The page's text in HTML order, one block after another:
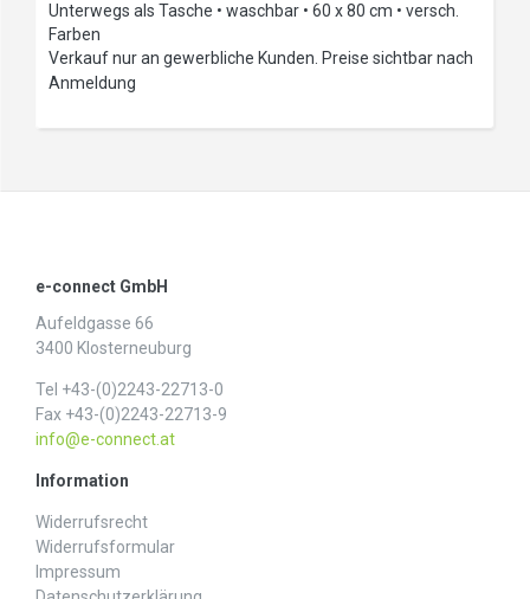
Unterwegs als Tasche • waschbar • 60 x 80 cm • versch.
Farben
Verkauf nur an gewerbliche Kunden. Preise sichtbar nach
Anmeldung
e-connect GmbH
Aufeldgasse 66
3400 Klosterneuburg
Tel +43-(0)2243-22713-0
Fax +43-(0)2243-22713-9
info@e-connect.at
Information
Widerrufs­recht
Widerrufs­formular
Impressum